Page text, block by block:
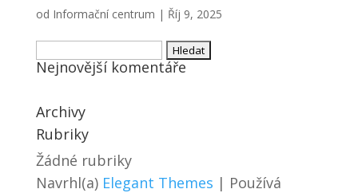
od Informační centrum | Říj 9, 2025
Vyhledávání
Nejnovější komentáře
Archivy
Rubriky
Žádné rubriky
Navrhl(a) Elegant Themes | Používá